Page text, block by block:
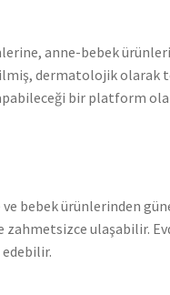
anne-bebek
dermatolojik olarak
bir platform
bebek ürünlerinden
zahmetsizce ulaşabilir.